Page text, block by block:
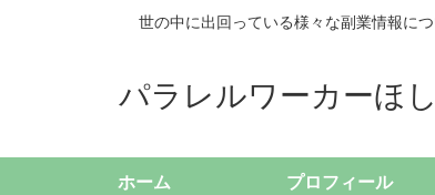
世の中に出回っている様々な副業情報に
パラレルワーカーほ
ホーム プロフィール